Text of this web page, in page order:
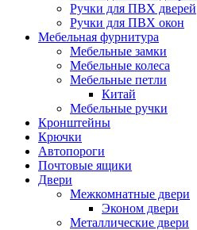
Ручки для ПВХ дверей
Ручки для ПВХ окон
Мебельная фурнитура
Мебельные замки
Мебельные колеса
Мебельные петли
Китай
Мебельные ручки
Кронштейны
Крючки
Автопороги
Почтовые ящики
Двери
Межкомнатные двери
Эконом двери
Металлические двери